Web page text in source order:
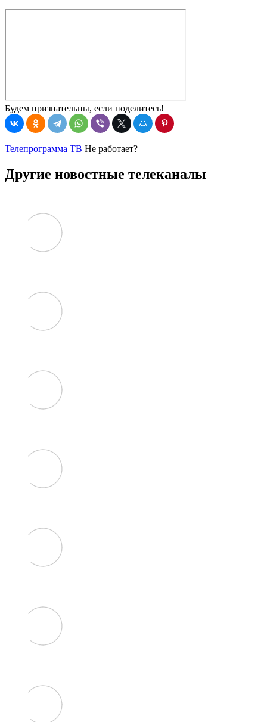
Будем признательны, если поделитесь!
Телепрограмма ТВ Не работает?
Другие новостные телеканалы